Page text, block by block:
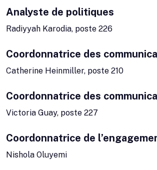
Analyste de politiques
Radiyyah Karodia, poste 226
Coordonnatrice des
Catherine Heinmiller, poste 210
Coordonnatrice des
Victoria Guay, poste 227
Coordonnatrice de
Nishola Oluyemi